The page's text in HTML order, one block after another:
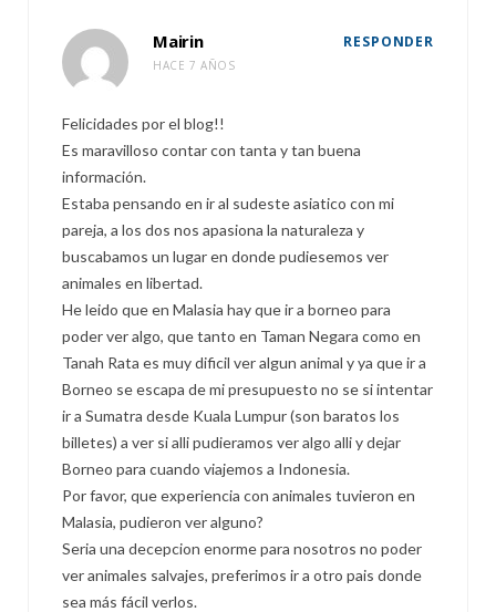
Mairin
HACE 7 AÑOS
RESPONDER
Felicidades por el blog!!
Es maravilloso contar con tanta y tan buena
información.
Estaba pensando en ir al sudeste asiatico con mi
pareja, a los dos nos apasiona la naturaleza y
buscabamos un lugar en donde pudiesemos ver
animales en libertad.
He leido que en Malasia hay que ir a borneo para
poder ver algo, que tanto en Taman Negara como en
Tanah Rata es muy dificil ver algun animal y ya que ir a
Borneo se escapa de mi presupuesto no se si intentar
ir a Sumatra desde Kuala Lumpur (son baratos los
billetes) a ver si alli pudieramos ver algo alli y dejar
Borneo para cuando viajemos a Indonesia.
Por favor, que experiencia con animales tuvieron en
Malasia, pudieron ver alguno?
Seria una decepcion enorme para nosotros no poder
ver animales salvajes, preferimos ir a otro pais donde
sea más fácil verlos.